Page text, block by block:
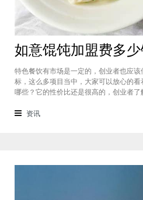
特色餐饮有市场是一定的，创业者也应
标，这么多项目当中，大家可以放心的
哪些？它的性价比还是很高的，创业者
的。加盟费用创业者想要了解一下如意馄
资讯